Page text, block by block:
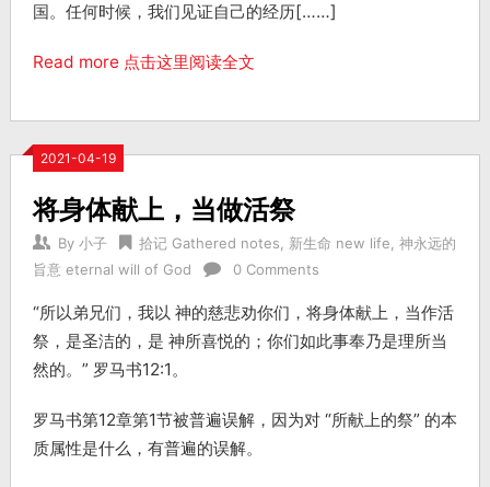
国。任何时候，我们见证自己的经历[……]
Read more 点击这里阅读全文
2021-04-19
将身体献上，当做活祭
By 小子 拾记 Gathered notes 新生命 new life 神永远的
旨意 eternal will of God
0 Comments
“所以弟兄们，我以 神的慈悲劝你们，将身体献上，当作活
祭，是圣洁的，是 神所喜悦的；你们如此事奉乃是理所当
然的。” 罗马书12:1。
罗马书第12章第1节被普遍误解，因为对 “所献上的祭” 的本
质属性是什么，有普遍的误解。